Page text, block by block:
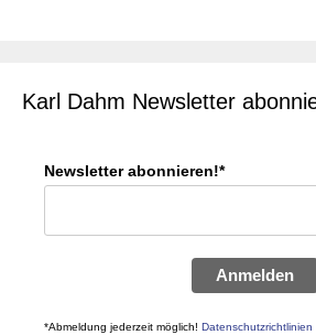
Karl Dahm Newsletter
Newsletter abonnieren!*
Anmelden
*Abmeldung jederzeit möglich! Datenschutzrichtlinien